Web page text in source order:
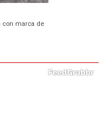
con marca de